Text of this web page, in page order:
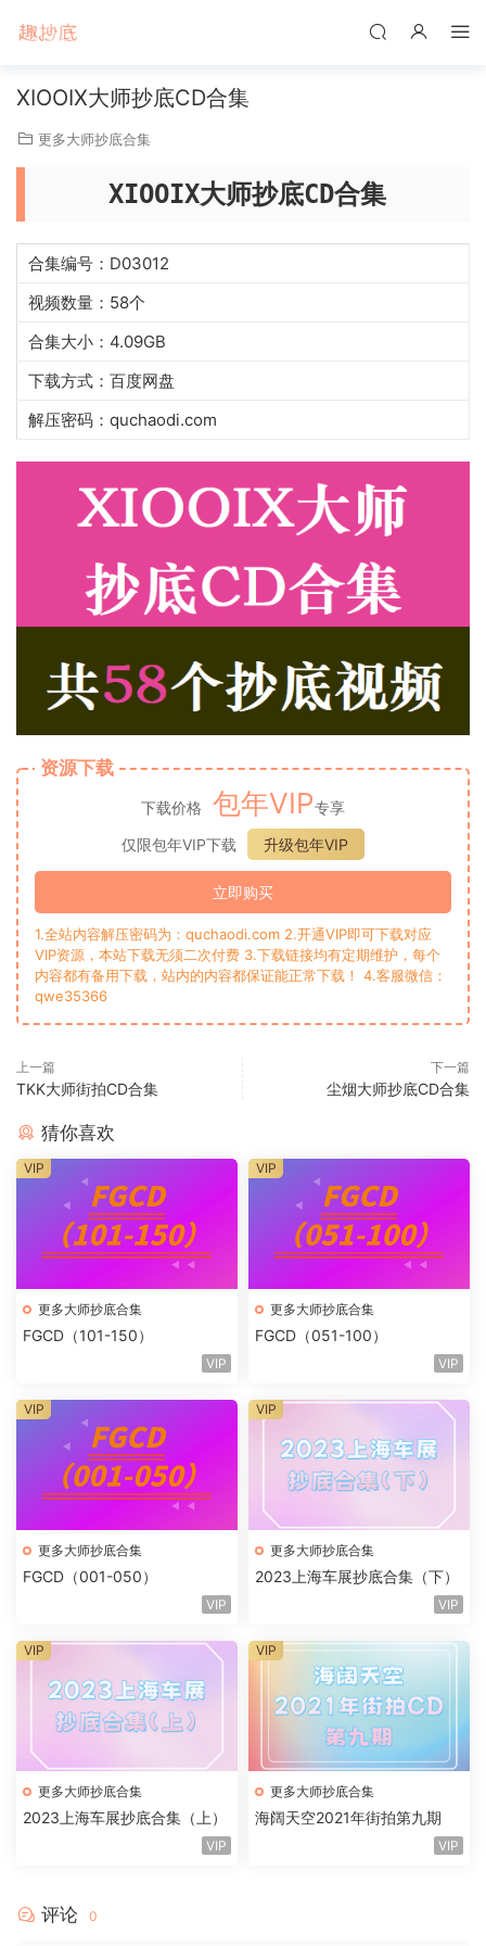
XIOOIX大师抄底CD合集
更多大师抄底合集
XIOOIX大师抄底CD合集
合集编号：D03012
视频数量：58个
合集大小：4.09GB
下载方式：百度网盘
解压密码：quchaodi.com
资源下载
下载价格 包年VIP专享
仅限包年VIP下载
升级包年VIP
立即购买
1.全站内容解压密码为：quchaodi.com 2.开通VIP即可下载对应
VIP资源，本站下载无须二次付费 3.下载链接均有定期维护，每个
内容都有备用下载，站内的内容都保证能正常下载！ 4.客服微信：
qwe35366
上一篇
TKK大师街拍CD合集
下一篇
尘烟大师抄底CD合集
猜你喜欢
更多大师抄底合集
FGCD（101-150）
VIP
VIP
更多大师抄底合集
FGCD（051-100）
VIP
VIP
更多大师抄底合集
FGCD（001-050）
VIP
VIP
更多大师抄底合集
2023上海车展抄底合集（下）
VIP
VIP
更多大师抄底合集
2023上海车展抄底合集（上）
VIP
VIP
更多大师抄底合集
海阔天空2021年街拍第九期
VIP
VIP
评论 0